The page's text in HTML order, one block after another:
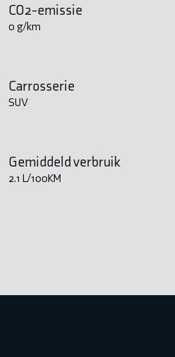
CO2-emissie
0 g/km
Carrosserie
SUV
Gemiddeld verbruik
2.1 L/100KM